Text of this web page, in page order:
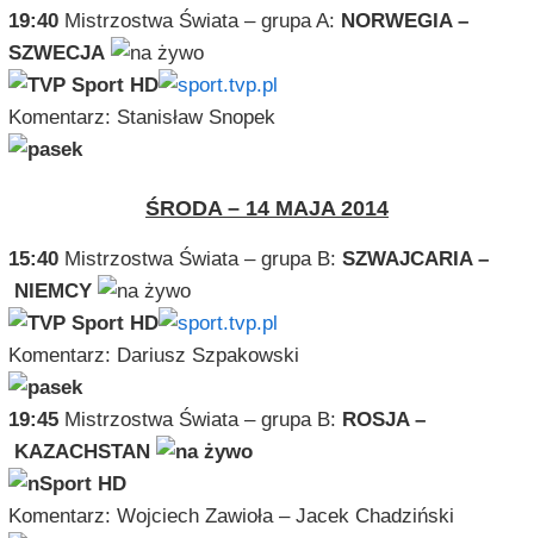
19:40Mistrzostwa Świata – grupa A: NORWEGIA –
SZWECJA
Komentarz: Stanisław Snopek
ŚRODA – 14 MAJA 2014
15:40Mistrzostwa Świata – grupa B: SZWAJCARIA –
NIEMCY
Komentarz: Dariusz Szpakowski
19:45 Mistrzostwa Świata – grupa B: ROSJA –
KAZACHSTAN
Komentarz: Wojciech Zawioła – Jacek Chadziński